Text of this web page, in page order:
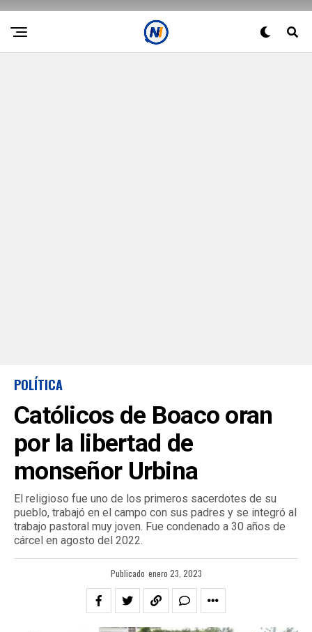
POLÍTICA
Católicos de Boaco oran
por la libertad de
monseñor Urbina
El religioso fue uno de los primeros sacerdotes de su
pueblo, trabajó en el campo con sus padres y se integró al
trabajo pastoral muy joven. Fue condenado a 30 años de
cárcel en agosto del 2022.
Publicado enero 23, 2023